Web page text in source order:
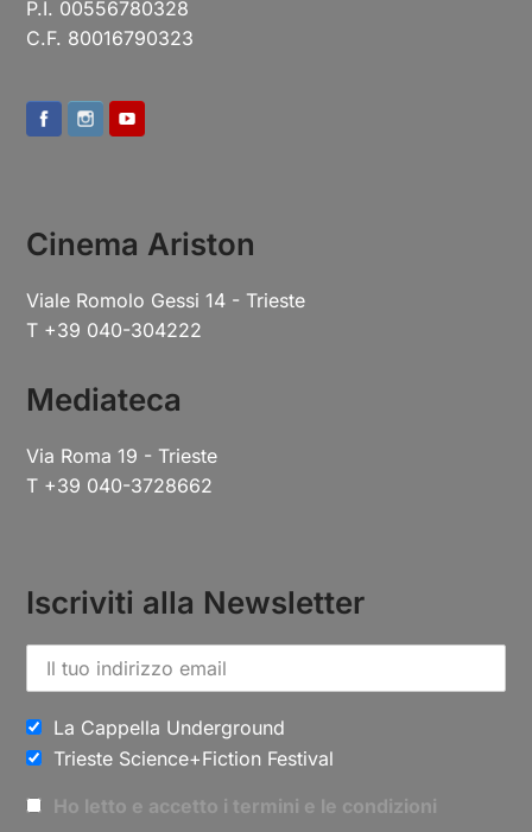
Piazza Duca degli Abruzzi 3
Cinema Ariston
Viale Romolo Gessi 14 - Trieste